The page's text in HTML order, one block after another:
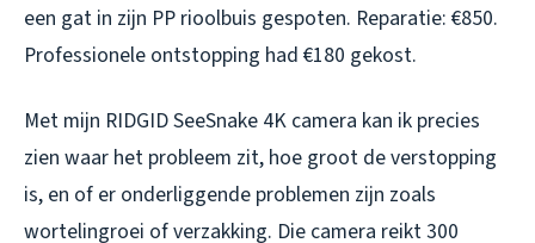
een gat in zijn PP rioolbuis gespoten. Reparatie: €850.
Professionele ontstopping had €180 gekost.
Met mijn RIDGID SeeSnake 4K camera kan ik precies
zien waar het probleem zit, hoe groot de verstopping
is, en of er onderliggende problemen zijn zoals
wortelingroei of verzakking. Die camera reikt 300